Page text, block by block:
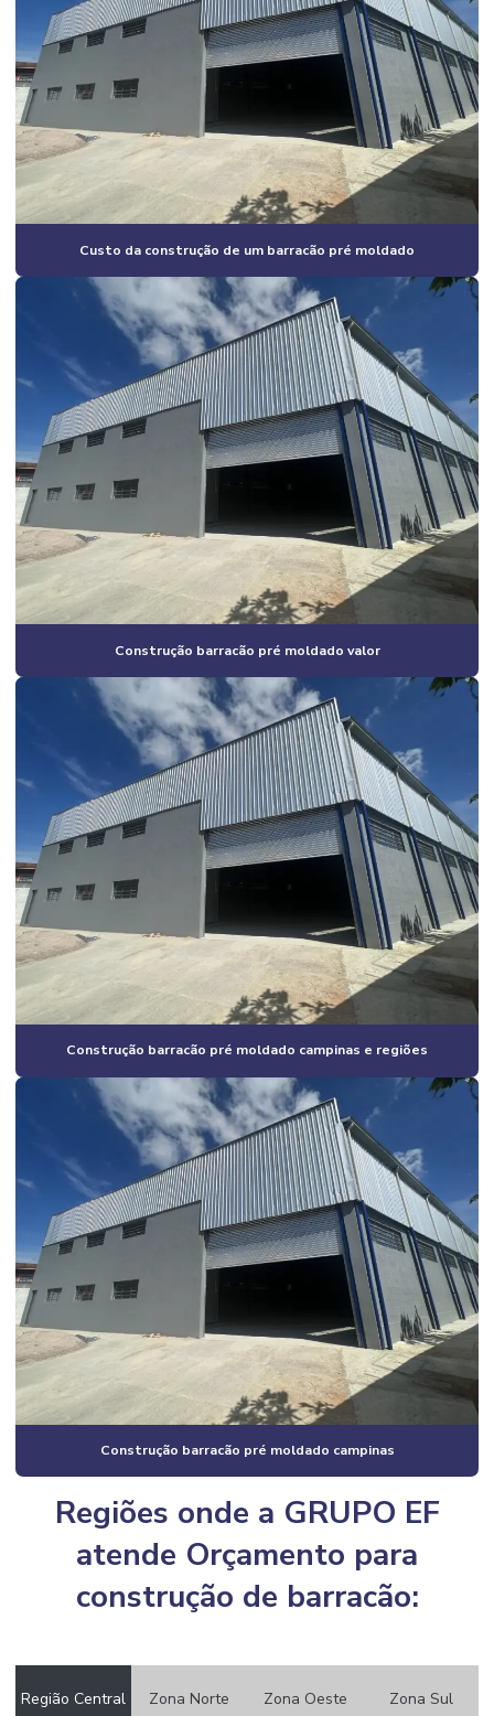
Construção civil empresas
Construção civil especializada em obras industriais
Construção civil industrial
Construção civil e reformas em geral
Construção civil residencial
Construção estrutura metálica preço
Construção de galpão
Construção de galpão 2 andares
Construção de galpão barato
Construção de galpão estrutura metálica
Construção de galpão industrial
Construção de galpão industrial valor
Construção de galpão m2
Construção de galpão pré moldado
Construção de galpão pré moldado campinas
Construção de galpão pré moldado orçamento
Construção de galpão pré moldado preço
Construção de galpão pré moldado valor
Construção de galpão preço por m2
Construção de galpão quanto custa
Construção de galpão valor
Construção de galpões metálicos
Construção de lojas comerciais
Construção de pavilhão industrial
Construção e reformas em geral
Construção residencial estrutura metálica
Construção de salão comercial
Construção de salas comerciais
Construtora em campinas
Construtora em campinas e região
Construtora em campinas sp
Construtora de casas
Construtora de casas em campinas
Construtora de casas em condomínio em campinas
Construtora de casas em condomínio em campinas e região
Construtora de casas em condomínio fechado
Construtora de casas residenciais
Construtora de galpão
Construtora industrial
Construtora industrial campinas
Custo da construção de um barracão pré moldado
Construção barracão pré moldado valor
Construção barracão pré moldado campinas e regiões
Construção barracão pré moldado campinas
Regiões onde a GRUPO EF
atende Orçamento para
construção de barracão:
Região Central Zona Norte Zona Oeste Zona Sul